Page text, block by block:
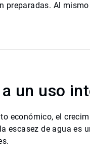
Al
un uso
económico, el
escasez de agua es